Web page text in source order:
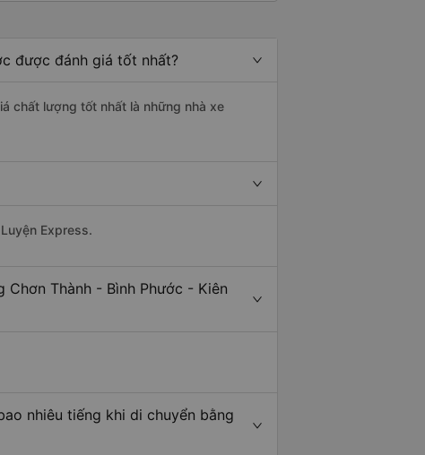
được đánh giá tốt nhất?
chất lượng tốt nhất là những nhà xe
Express.
Thành - Bình Phước - Kiên
nhiêu tiếng khi di chuyển bằng